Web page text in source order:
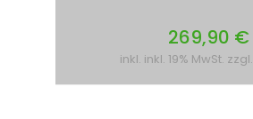
269,90 €
inkl. inkl. 19% MwSt. zzgl.